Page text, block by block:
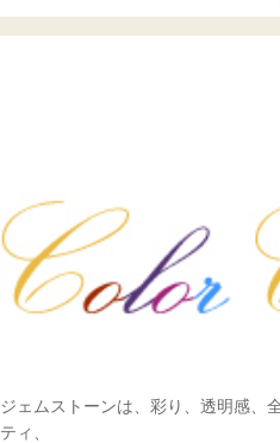
ジェムストーンは、彩り、透明感、
ティ、